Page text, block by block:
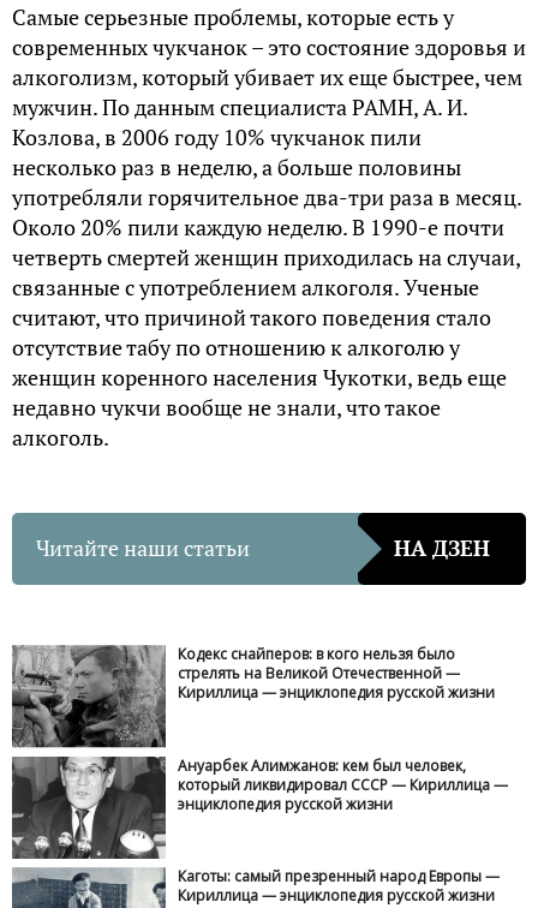
Самые серьезные проблемы, которые есть у
современных чукчанок – это состояние здоровья и
алкоголизм, который убивает их еще быстрее, чем
мужчин. По данным специалиста РАМН, А. И.
Козлова, в 2006 году 10% чукчанок пили
несколько раз в неделю, а больше половины
употребляли горячительное два-три раза в месяц.
Около 20% пили каждую неделю. В 1990-е почти
четверть смертей женщин приходилась на случаи,
связанные с употреблением алкоголя. Ученые
считают, что причиной такого поведения стало
отсутствие табу по отношению к алкоголю у
женщин коренного населения Чукотки, ведь еще
недавно чукчи вообще не знали, что такое
алкоголь.
Читайте наши статьи НА ДЗЕН
Кодекс снайперов: в кого нельзя было
стрелять на Великой Отечественной —
Кириллица — энциклопедия русской жизни
Ануарбек Алимжанов: кем был человек,
который ликвидировал СССР — Кириллица —
энциклопедия русской жизни
Каготы: самый презренный народ Европы —
Кириллица — энциклопедия русской жизни